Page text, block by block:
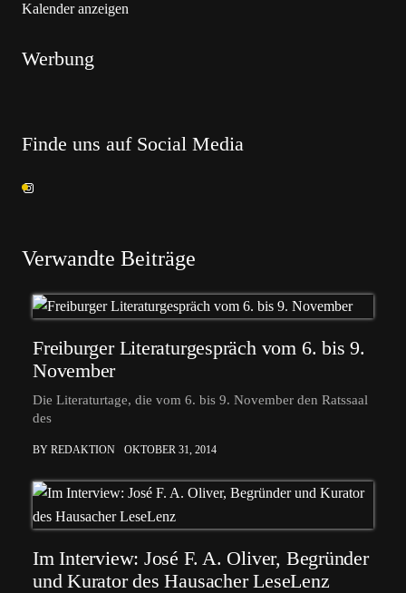
Kalender anzeigen
Werbung
Finde uns auf Social Media
Verwandte Beiträge
Freiburger Literaturgespräch vom 6. bis 9.
November
Die Literaturtage, die vom 6. bis 9. November den Ratssaal
des
BY REDAKTION OKTOBER 31, 2014
Im Interview: José F. A. Oliver, Begründer
und Kurator des Hausacher LeseLenz